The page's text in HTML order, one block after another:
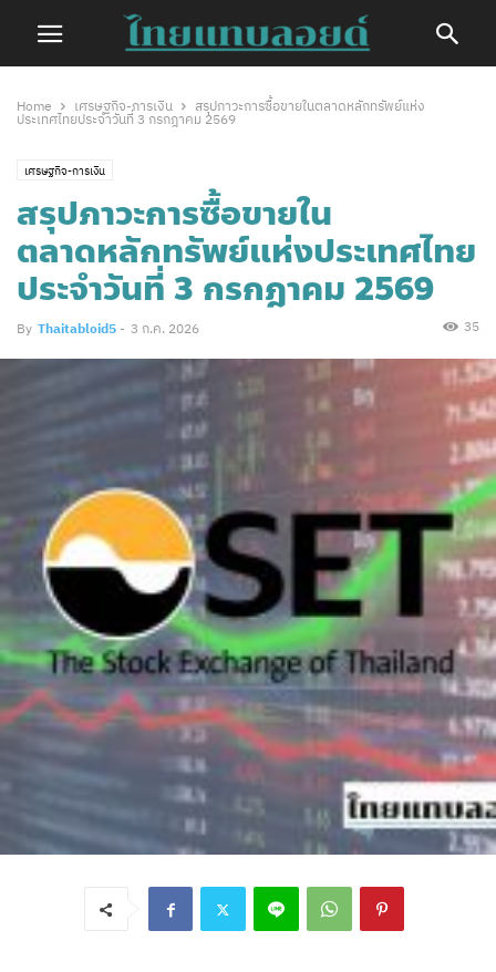
Home เศรษฐกิจ-การเงิน
สรุปภาวะการซื้อขายในตลาดหลักทรัพย์แห่ง
ประเทศไทยประจำวันที่ 3 กรกฎาคม 2569
เศรษฐกิจ-การเงิน
สรุปภาวะการซื้อขายใน
ตลาดหลักทรัพย์แห่งประเทศไทย
ประจำวันที่ 3 กรกฎาคม 2569
By Thaitabloid5 - 3 ก.ค. 2026 35